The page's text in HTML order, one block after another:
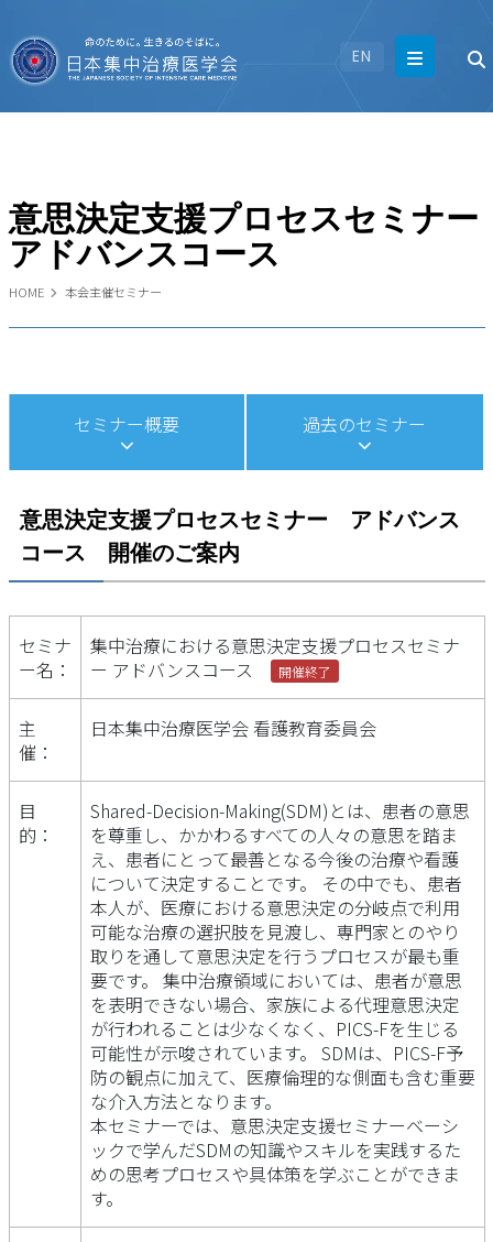
EN
HOME 本会主催セミナー
意思決定支援プロセスセミナー
アドバンスコース
セミナー概要 過去のセミナー
意思決定支援プロセスセミナー アドバンス
コース 開催のご案内
セミナ
ー名：
集中治療における意思決定支援プロセスセミナ
ー アドバンスコース
開催終了
主
催：
日本集中治療医学会 看護教育委員会
目
的：
Shared-Decision-Making(SDM)とは、患者の意思
を尊重し、かかわるすべての人々の意思を踏ま
え、患者にとって最善となる今後の治療や看護
について決定することです。 その中でも、患者
本人が、医療における意思決定の分岐点で利用
可能な治療の選択肢を見渡し、専門家とのやり
取りを通して意思決定を行うプロセスが最も重
要です。 集中治療領域においては、患者が意思
を表明できない場合、家族による代理意思決定
が行われることは少なくなく、PICS-Fを生じる
可能性が示唆されています。 SDMは、PICS-F予
防の観点に加えて、医療倫理的な側面も含む重要
な介入方法となります。
本セミナーでは、意思決定支援セミナーベーシ
ックで学んだSDMの知識やスキルを実践するた
めの思考プロセスや具体策を学ぶことができま
す。